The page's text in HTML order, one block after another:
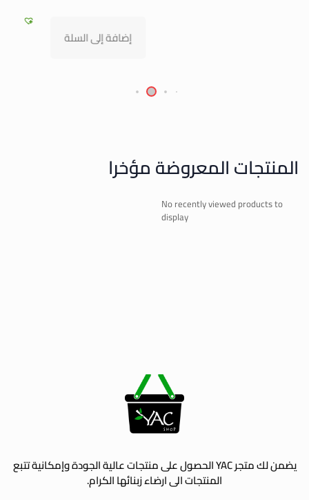
إضافة إلى السلة
المنتجات المعروضة مؤخرا
No recently viewed products to
display
يضمن لك متجر YAC الحصول على منتجات عالية الجودة وإمكانية تتبع
المنتجات الى ارضاء زبنائها الكرام.